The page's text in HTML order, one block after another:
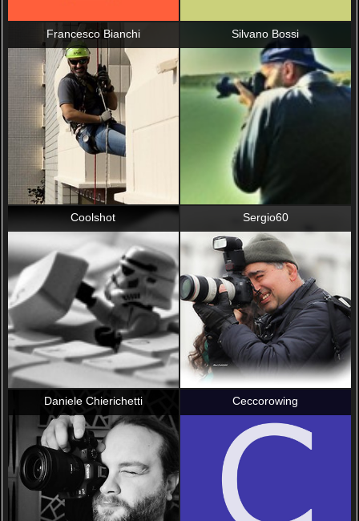
Francesco Bianchi Silvano Bossi
Coolshot Sergio60
Daniele Chierichetti Ceccorowing